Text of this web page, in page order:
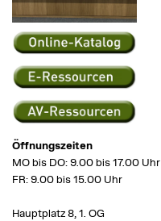
Öffnungszeiten
MO bis DO: 9.00 bis 17.00 Uhr
FR: 9.00 bis 15.00 Uhr
Hauptplatz 8, 1. OG